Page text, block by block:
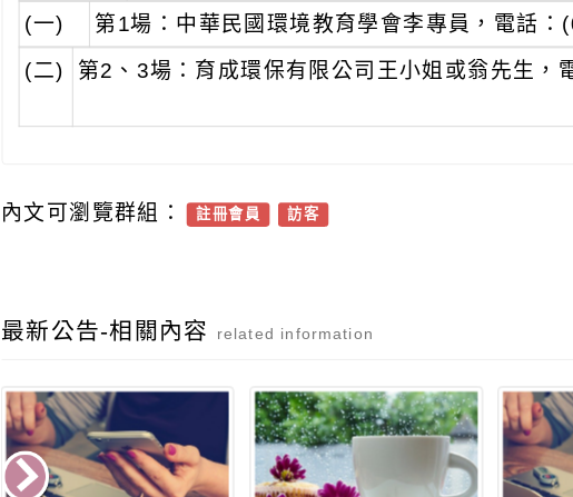
(一) 第1場：中華民國環境教育學會李專員，電話：
(二) 第2、3場：育成環保有限公司王小姐或翁先生
內文可瀏覽群組： 註冊會員 訪客
最新公告-相關內容 related information